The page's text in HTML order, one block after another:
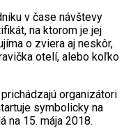
v čase návštevy
na ktorom je jej
o zviera aj neskôr,
otelí, alebo koľko
organizátori
symbolicky na
na 15. mája 2018.